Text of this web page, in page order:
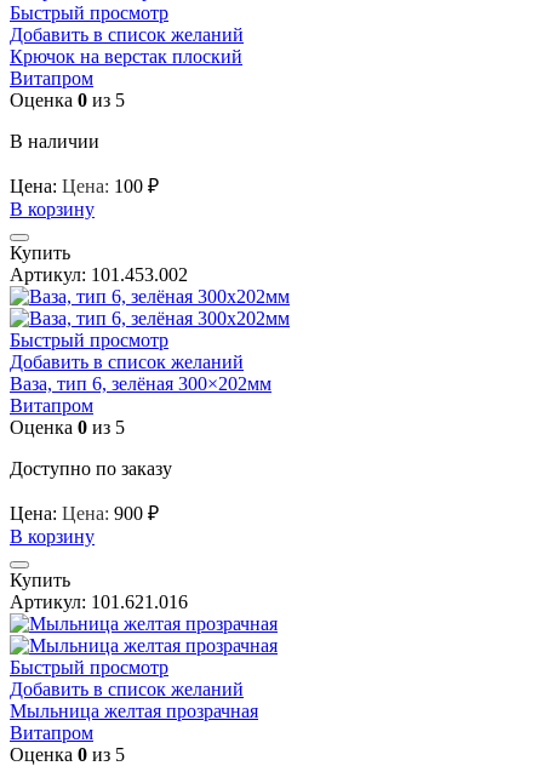
Быстрый просмотр
Добавить в список желаний
Крючок на верстак плоский
Витапром
Оценка 0 из 5
В наличии
Цена: Цена: 100 ₽
В корзину
Купить
Артикул: 101.453.002
Быстрый просмотр
Добавить в список желаний
Ваза, тип 6, зелёная 300×202мм
Витапром
Оценка 0 из 5
Доступно по заказу
Цена: Цена: 900 ₽
В корзину
Купить
Артикул: 101.621.016
Быстрый просмотр
Добавить в список желаний
Мыльница желтая прозрачная
Витапром
Оценка 0 из 5